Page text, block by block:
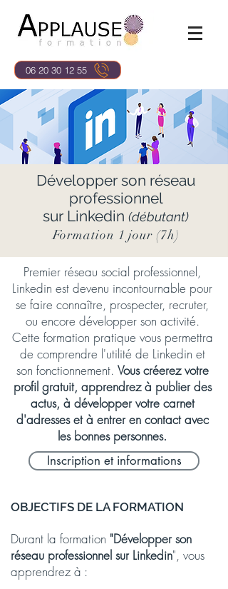
06 20 30 12 55
Développer son réseau
professionnel
sur Linkedin (débutant)
Formation 1 jour (7h)
Premier réseau social professionnel,
Linkedin est devenu incontournable pour
se faire connaître, prospecter, recruter,
ou encore développer son activité.
Cette formation pratique vous permettra
de comprendre l'utilité de Linkedin et
son fonctionnement. Vous créerez votre
profil gratuit, apprendrez à publier des
actus, à développer votre carnet
d'adresses et à entrer en contact avec
les bonnes personnes.
Inscription et informations
OBJECTIFS DE LA FORMATION
Durant la formation "Développer son
réseau professionnel sur Linkedin", vous
apprendrez à :